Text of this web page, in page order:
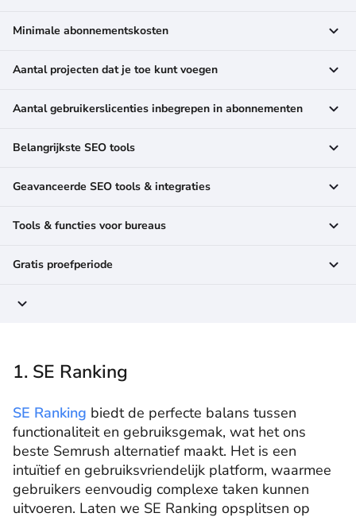
Minimale abonnementskosten
Aantal projecten dat je toe kunt voegen
Aantal gebruikerslicenties inbegrepen in abonnementen
Belangrijkste SEO tools
Geavanceerde SEO tools & integraties
Tools & functies voor bureaus
Gratis proefperiode
1. SE Ranking
SE Ranking biedt de perfecte balans tussen
functionaliteit en gebruiksgemak, wat het ons
beste Semrush alternatief maakt. Het is een
intuïtief en gebruiksvriendelijk platform, waarmee
gebruikers eenvoudig complexe taken kunnen
uitvoeren. Laten we SE Ranking opsplitsen op